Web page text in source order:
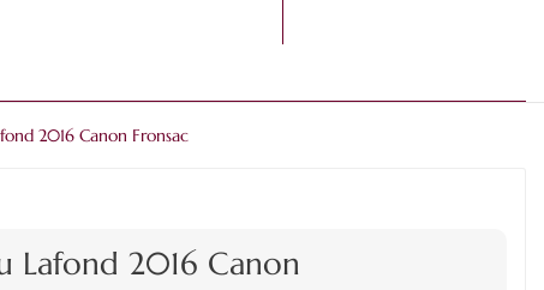
2016 Canon Fronsac
Lafond 2016 Canon